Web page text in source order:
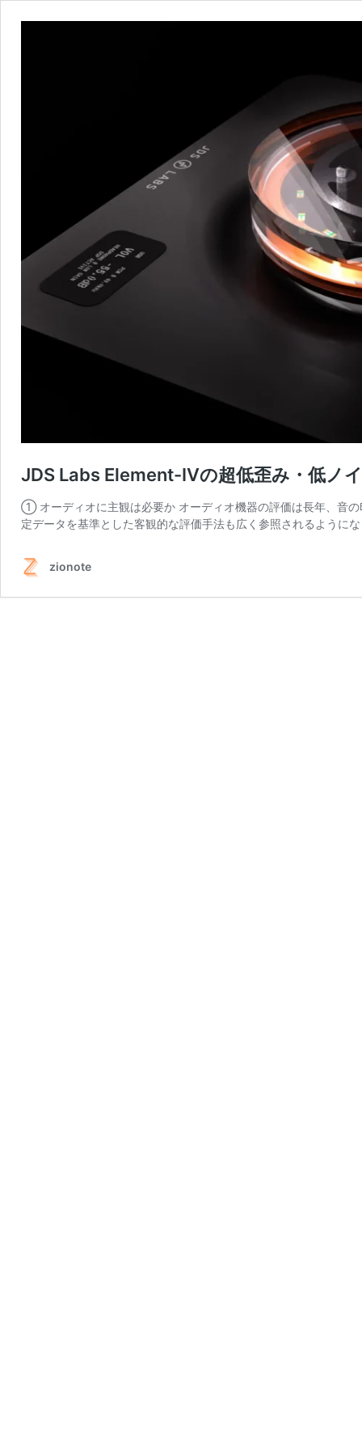
JDS Labs Element-IVの超低歪み・低ノ
① オーディオに主観は必要か オーディオ機器の評価は長年、音
定データを基準とした客観的な評価手法も広く参照されるように
zionote